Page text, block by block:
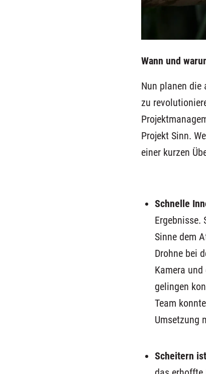
Wann und
Nun planen die
zu
Projekt Sinn.
einer kurzen
Schnelle
Ergebnisse.
Sinne dem
Drohne bei
Kamera
gelingen
Team konnte
Umsetzung
Scheitern